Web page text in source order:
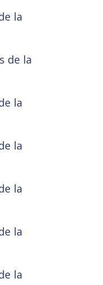
la
de la
la
la
la
la
la